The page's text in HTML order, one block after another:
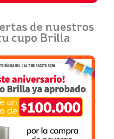
de nuestros
cupo Brilla